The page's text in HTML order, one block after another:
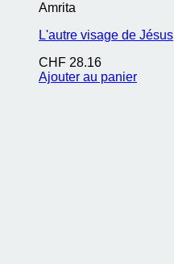
Amrita
L'autre visage de Jésus
CHF 28.16
Ajouter au panier